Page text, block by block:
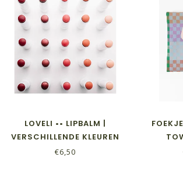
LOVELI •• LIPBALM |
VERSCHILLENDE KLEUREN
€6,50